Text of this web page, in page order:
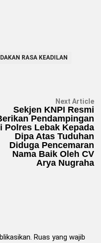
RASA KEADILAN
Next Article
Sekjen KNPI Resmi
Pendampingan
Polres Lebak Kepada
Dipa Atas Tuduhan
Diduga Pencemaran
Nama Baik Oleh CV
Arya Nugraha
Ruas yang wajib